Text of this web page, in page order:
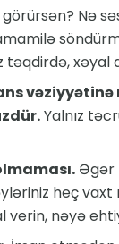
Nə
təqdirdə, xəyal
Yalnız
Əgər
heç
verin, nəyə